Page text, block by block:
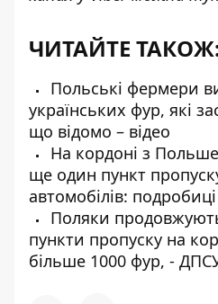
ЧИТАЙТЕ
Польські фермери
українських фур, які
що відомо – відео
На кордоні з
ще один пункт
автомобілів: подробиці
Поляки
пункти пропуску на
більше 1000 фур, -